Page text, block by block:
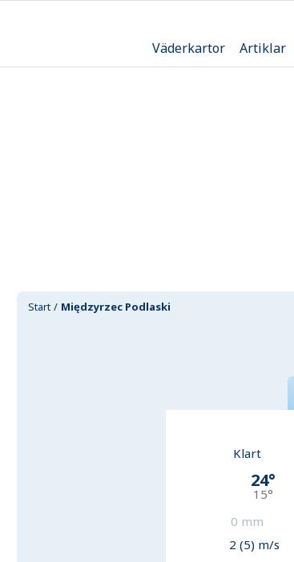
Väderkartor Artiklar
Start Międzyrzec Podlaski
Klart
24°
15°
0 mm
2 (5) m/s